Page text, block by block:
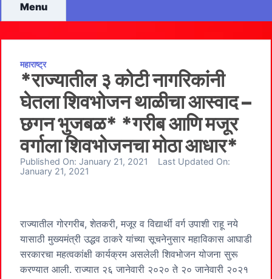
Menu
महाराष्ट्र
*राज्यातील ३ कोटी नागरिकांनी
घेतला शिवभोजन थाळीचा आस्वाद –
छगन भुजबळ* *गरीब आणि मजूर
वर्गाला शिवभोजनचा मोठा आधार*
Published On: January 21, 2021
Last Updated On:
January 21, 2021
राज्यातील गोरगरीब, शेतकरी, मजूर व विद्यार्थी वर्ग उपाशी राहू नये
यासाठी मुख्यमंत्री उद्धव ठाकरे यांच्या सूचनेनुसार महाविकास आघाडी
सरकारचा महत्वकांक्षी कार्यक्रम असलेली शिवभोजन योजना सुरू
करण्यात आली. राज्यात २६ जानेवारी २०२० ते २० जानेवारी २०२१